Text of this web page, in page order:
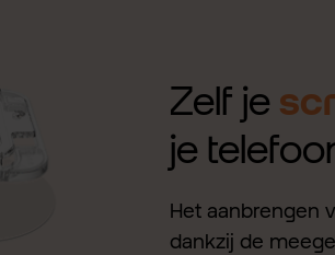
Zelf je
je
Het aanbrengen
dankzij de